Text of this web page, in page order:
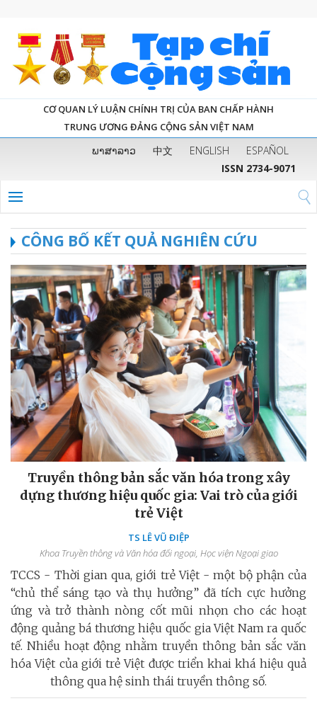
CƠ QUAN LÝ LUẬN CHÍNH TRỊ CỦA BAN CHẤP HÀNH
TRUNG ƯƠNG ĐẢNG CỘNG SẢN VIỆT NAM
ພາສາລາວ 中文 ENGLISH
ESPAÑOL
ISSN 2734-9071
CÔNG BỐ KẾT QUẢ NGHIÊN CỨU
Truyền thông bản sắc văn hóa trong xây
dựng thương hiệu quốc gia: Vai trò của giới
trẻ Việt
TS LÊ VŨ ĐIỆP
Khoa Truyền thông và Văn hóa đối ngoại, Học viện Ngoại giao
TCCS - Thời gian qua, giới trẻ Việt - một bộ phận của
“chủ thể sáng tạo và thụ hưởng” đã tích cực hưởng
ứng và trở thành nòng cốt mũi nhọn cho các hoạt
động quảng bá thương hiệu quốc gia Việt Nam ra quốc
tế. Nhiều hoạt động nhằm truyền thông bản sắc văn
hóa Việt của giới trẻ Việt được triển khai khá hiệu quả
thông qua hệ sinh thái truyền thông số.